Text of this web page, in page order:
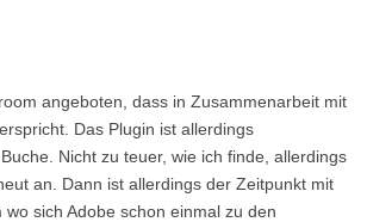
angeboten, dass in Zusammenarbeit mit
Das Plugin ist allerdings
Nicht zu teuer, wie ich finde, allerdings
an. Dann ist allerdings der Zeitpunkt mit
sich Adobe schon einmal zu den